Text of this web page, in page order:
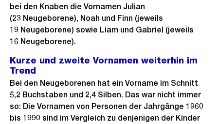
bei den Knaben die Vornamen Julian
(23 Neugeborene), Noah und Finn (jeweils
19 Neugeborene) sowie Liam und Gabriel (jeweils
16 Neugeborene).
Kurze und zweite Vornamen weiterhin im
Trend
Bei den Neugeborenen hat ein Vorname im Schnitt
5,2 Buchstaben und 2,4 Silben. Das war nicht immer
so: Die Vornamen von Personen der Jahrgänge 1960
bis 1990 sind im Vergleich zu denjenigen der Kinder